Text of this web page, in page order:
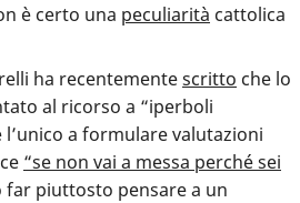
è certo una peculiarità cattolica
ha recentementescritto che lo
al ricorso a “iperboli
a formulare valutazioni
“se non vai a messa perché sei
far piuttosto pensare a un